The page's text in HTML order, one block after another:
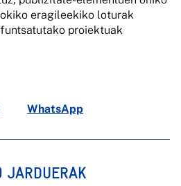
eragileekiko loturak
proiektuak
WhatsApp
JARDUERAK